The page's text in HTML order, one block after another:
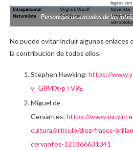
Personajes destacados de las
No puedo evitar incluir algunos enlaces
la contribución de todos ellos.
Stephen Hawking: https://
v=G8MiX-pTV9E
Miguel de
Cervantes: https://
cultura/articulo/diez-frases-
cervantes-121366631341